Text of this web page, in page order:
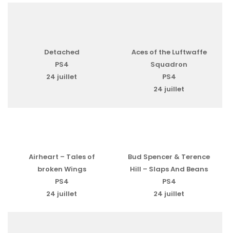
Detached
PS4
24 juillet
Aces of the Luftwaffe
Squadron
PS4
24 juillet
Airheart – Tales of
broken Wings
PS4
24 juillet
Bud Spencer & Terence
Hill – Slaps And Beans
PS4
24 juillet